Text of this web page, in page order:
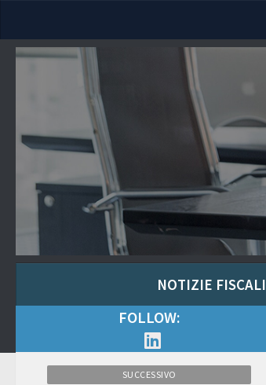
NOTIZIE FISCALI
FOLLOW:
SUCCESSIVO